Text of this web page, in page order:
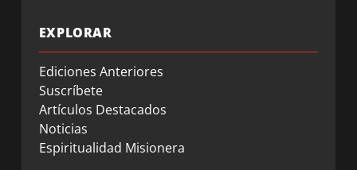
EXPLORAR
Ediciones Anteriores
Suscríbete
Artículos Destacados
Noticias
Espiritualidad Misionera